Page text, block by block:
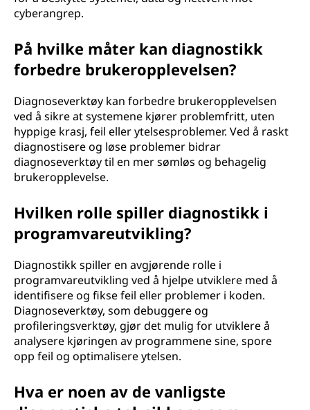
cyberangrep.
På hvilke måter kan diagnostikk
forbedre brukeropplevelsen?
Diagnoseverktøy kan forbedre brukeropplevelsen
ved å sikre at systemene kjører problemfritt, uten
hyppige krasj, feil eller ytelsesproblemer. Ved å raskt
diagnostisere og løse problemer bidrar
diagnoseverktøy til en mer sømløs og behagelig
brukeropplevelse.
Hvilken rolle spiller diagnostikk i
programvareutvikling?
Diagnostikk spiller en avgjørende rolle i
programvareutvikling ved å hjelpe utviklere med å
identifisere og fikse feil eller problemer i koden.
Diagnoseverktøy, som debuggere og
profileringsverktøy, gjør det mulig for utviklere å
analysere kjøringen av programmene sine, spore
opp feil og optimalisere ytelsen.
Hva er noen av de vanligste